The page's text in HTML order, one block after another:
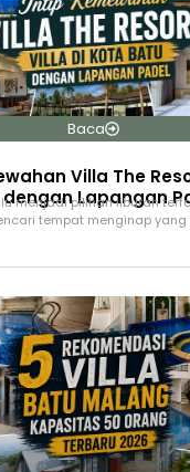
Baca
Villa The
Lapangan
menjadi pilihan liburan
tempat menginap yang